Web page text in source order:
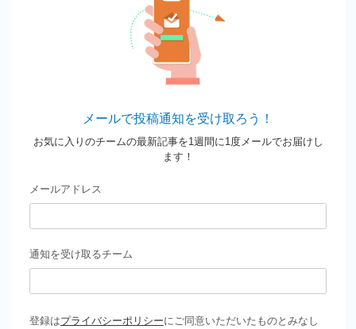
メールで投稿通知を受け取ろう！
お気に入りのチームの最新記事を1週間に1度メールでお届けし
ます！
メールアドレス
通知を受け取るチーム
登録はプライバシーポリシーにご同意いただいたものとみなし